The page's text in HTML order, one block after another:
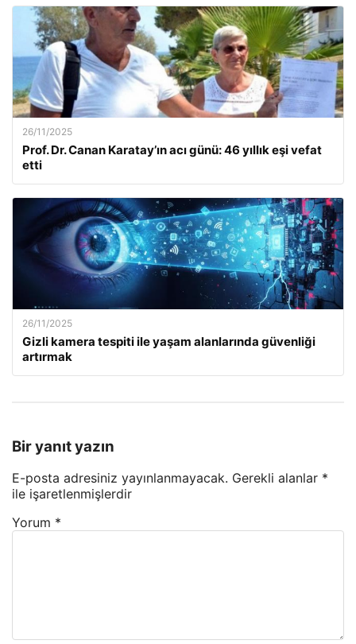
26/11/2025
Prof. Dr. Canan Karatay’ın acı günü: 46 yıllık eşi vefat
etti
26/11/2025
Gizli kamera tespiti ile yaşam alanlarında güvenliği
artırmak
Bir yanıt yazın
E-posta adresiniz yayınlanmayacak. Gerekli alanlar *
ile işaretlenmişlerdir
Yorum *